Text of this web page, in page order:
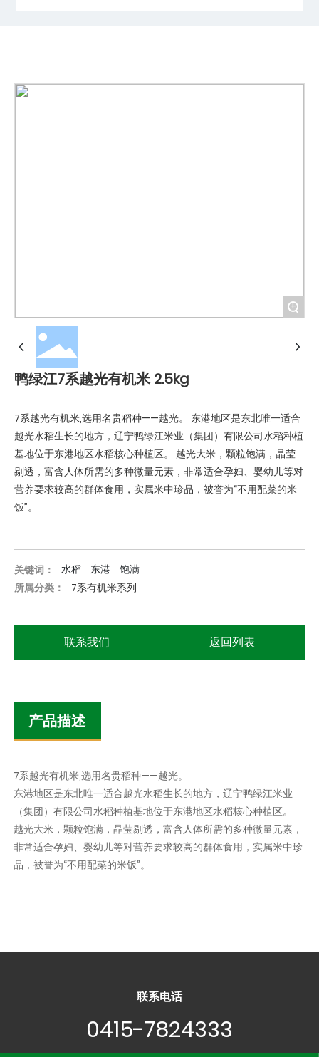
+
鸭绿江7系越光有机米 2.5kg
7系越光有机米,选用名贵稻种——越光。 东港地区是东北唯一适合
越光水稻生长的地方，辽宁鸭绿江米业（集团）有限公司水稻种植
基地位于东港地区水稻核心种植区。 越光大米，颗粒饱满，晶莹
剔透，富含人体所需的多种微量元素，非常适合孕妇、婴幼儿等对
营养要求较高的群体食用，实属米中珍品，被誉为“不用配菜的米
饭”。
关键词： 水稻 东港
饱满
所属分类：
7系有机米系列
联系我们 返回列表
产品描述
7系越光有机米,选用名贵稻种——越光。
东港地区是东北唯一适合越光水稻生长的地方，辽宁鸭绿江米业
（集团）有限公司水稻种植基地位于东港地区水稻核心种植区。
越光大米，颗粒饱满，晶莹剔透，富含人体所需的多种微量元素，
非常适合孕妇、婴幼儿等对营养要求较高的群体食用，实属米中珍
品，被誉为“不用配菜的米饭”。
联系电话
0415-7824333